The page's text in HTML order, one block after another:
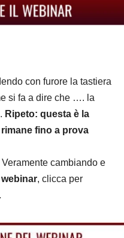
con furore la tastiera
si fa a dire che …. la
Ripeto: questa è la
fino a prova
cambiando e
, clicca per